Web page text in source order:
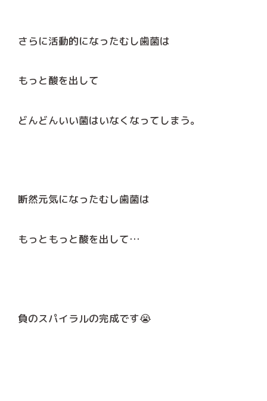
さらに活動的になったむし歯菌は
もっと酸を出して
どんどんいい菌はいなくなってしまう。
断然元気になったむし歯菌は
もっともっと酸を出して…
負のスパイラルの完成です😭